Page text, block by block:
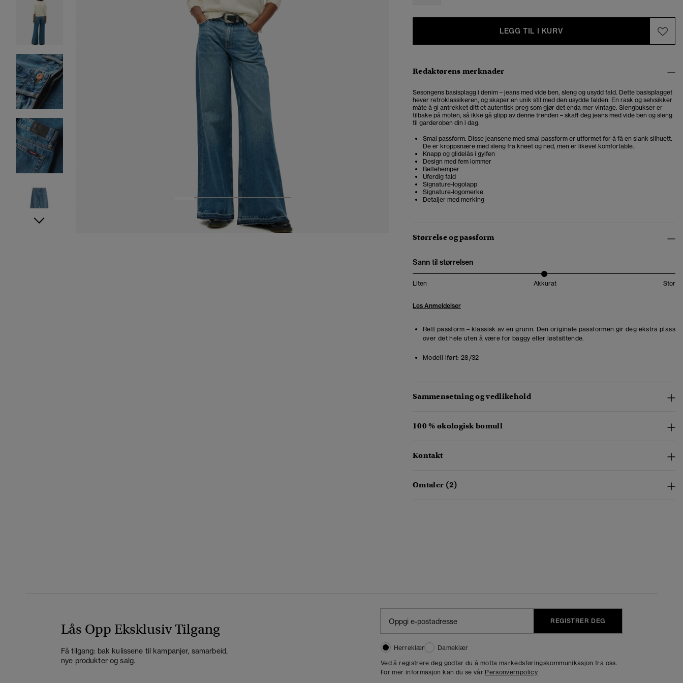
4 6
LEGG TIL I KURV
Redaktørens merknader
Sesongens basisplagg i denim – jeans med vide ben, sleng og usydd fald. Dette basisplagget
hever retroklassikeren, og skaper en unik stil med den usydde falden. En rask og selvsikker
måte å gi antrekket ditt et autentisk preg som gjør det enda mer vintage. Slengbukser er
tilbake på moten, så ikke gå glipp av denne trenden – skaff deg jeans med vide ben og sleng
til garderoben din i dag.
Smal passform. Disse jeansene med smal passform er utformet for å få en slank silhuett.
De er kroppsnære med sleng fra kneet og ned, men er likevel komfortable.
Knapp og glidelås i gylfen
Design med fem lommer
Beltehemper
Uferdig fald
Signature-logolapp
Signature-logomerke
Detaljer med merking
Størrelse og passform
Sann til størrelsen
Liten Akkurat Stor
Les Anmeldelser
Rett passform – klassisk av en grunn. Den originale passformen gir deg ekstra plass
over det hele uten å være for baggy eller løstsittende.
Modell iført: 28/32
Sammensetning og vedlikehold
100 % økologisk bomull
Kontakt
Omtaler (2)
Lås Opp Eksklusiv Tilgang
Få tilgang: bak kulissene til kampanjer, samarbeid,
nye produkter og salg.
REGISTRER DEG
Herreklær
Dameklær
Ved å registrere deg godtar du å motta markedsføringskommunikasjon fra oss.
For mer informasjon kan du se vår Personvernpolicy